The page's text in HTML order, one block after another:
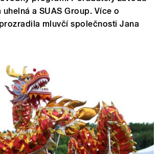
a SUAS Group. Více o
mluvčí společnosti Jana